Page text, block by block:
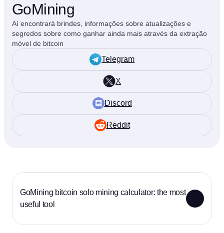
GoMining bitcoin solo mining calculator: the most
useful tool
GoMining
Aí encontrará brindes, informações sobre atualizações e
segredos sobre como ganhar ainda mais através da extração
móvel de bitcoin
Telegram
X
Discord
Reddit